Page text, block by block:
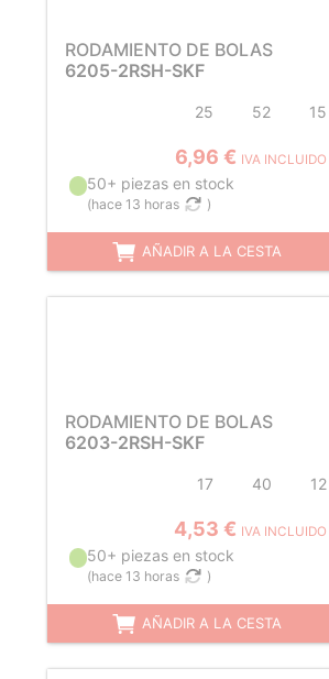
RODAMIENTO DE BOLAS
6205-2RSH-SKF
25 52 15
6,96 € IVA INCLUIDO
50+ piezas en stock
(hace 13 horas )
AÑADIR A LA CESTA
RODAMIENTO DE BOLAS
6203-2RSH-SKF
17 40 12
4,53 € IVA INCLUIDO
50+ piezas en stock
(hace 13 horas )
AÑADIR A LA CESTA